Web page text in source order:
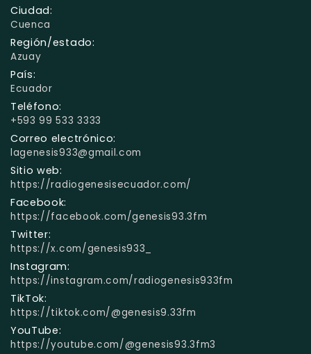
Ciudad:
Cuenca
Región/estado:
Azuay
País:
Ecuador
Teléfono:
+593 99 533 3333
Correo electrónico:
lagenesis933@gmail.com
Sitio web:
https://radiogenesisecuador.com/
Facebook:
https://facebook.com/genesis93.3fm
Twitter:
https://x.com/genesis933_
Instagram:
https://instagram.com/radiogenesis933fm
TikTok:
https://tiktok.com/@genesis9.33fm
YouTube:
https://youtube.com/@genesis93.3fm3